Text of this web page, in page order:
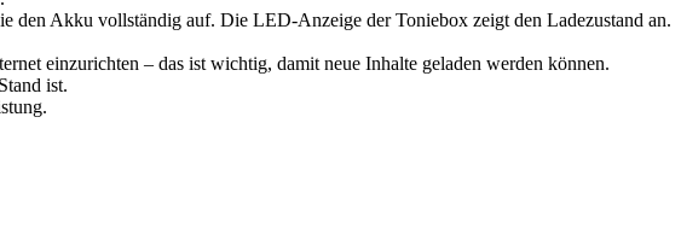
den Akku vollständig auf. Die LED-Anzeige der Toniebox zeigt den Ladezustand an.
einzurichten – das ist wichtig, damit neue Inhalte geladen werden können.
ist.